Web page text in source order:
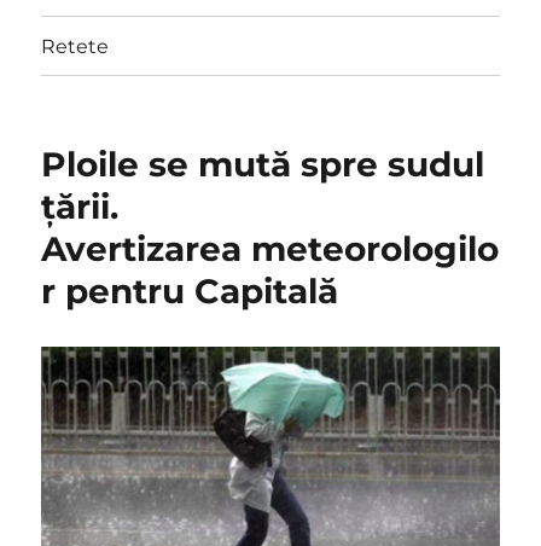
Retete
Ploile se mută spre sudul
ţării.
Avertizarea meteorologilo
r pentru Capitală